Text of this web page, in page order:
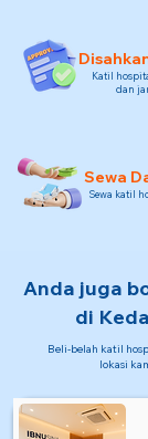
Katil
dan
Sewa
Sewa katil
Anda juga
di
Beli-belah katil
lokasi